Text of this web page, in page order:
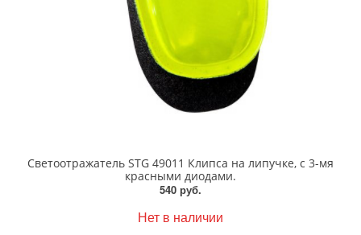
Светоотражатель STG 49011 Клипса на липучке, с 3-мя
красными диодами.
540 руб.
Нет в наличии